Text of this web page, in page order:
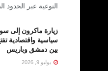
النوعية عبر الحدود
زيارة ماكرون إلى
سياسية واقتصادية
بين دمشق وباريس
يوليو 9, 2026